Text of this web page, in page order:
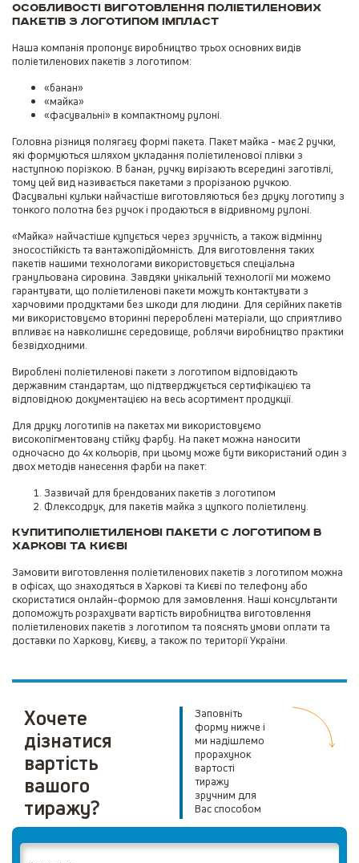
Особливості виготовлення поліетиленових
пакетів з логотипом Імпласт
Наша компанія пропонує виробництво трьох основних видів
поліетиленових пакетів з логотипом:
«банан»
«майка»
«фасувальні» в компактному рулоні.
Головна різниця полягаєу формі пакета. Пакет майка - має 2 ручки,
які формуються шляхом укладання поліетиленової плівки з
наступною порізкою. В банан, ручку вирізають всередині заготівлі,
тому цей вид називається пакетами з прорізаною ручкою.
Фасувальні кульки найчастіше виготовляються без друку логотипу з
тонкого полотна без ручок і продаються в відривному рулоні.
«Майка» найчастіше купується через зручність, а також відмінну
зносостійкість та вантажопідйомність. Для виготовлення таких
пакетів нашими технологами використовується спеціальна
гранульована сировина. Завдяки унікальній технології ми можемо
гарантувати, що поліетиленові пакети можуть контактувати з
харчовими продуктами без шкоди для людини. Для серійних пакетів
ми використовуємо вторинні перероблені матеріали, що сприятливо
впливає на навколишнє середовище, роблячи виробництво практики
безвідходними.
Вироблені поліетиленові пакети з логотипом відповідають
державним стандартам, що підтверджується сертифікацією та
відповідною документацією на весь асортимент продукції.
Для друку логотипів на пакетах ми використовуємо
високопігментовану стійку фарбу. На пакет можна наносити
одночасно до 4х кольорів, при цьому може бути використаний один з
двох методів нанесення фарби на пакет:
Зазвичай для брендованих пакетів з логотипом
Флексодрук, для пакетів майка з цупкого поліетилену.
Купитиполіетиленові пакети с логотипом в
Харкові та Києві
Замовити виготовлення поліетиленових пакетів з логотипом можна
в офісах, що знаходяться в Харкові та Києві по телефону або
скористатися онлайн-формою для замовлення. Наші консультанти
допоможуть розрахувати вартість виробництва виготовлення
поліетиленових пакетів з логотипом та пояснять умови оплати та
доставки по Харкову, Києву, а також по території України.
Хочете
дізнатися
вартість
вашого
тиражу?
Заповніть
форму нижче і
ми надішлемо
прорахунок
вартості
тиражу
зручним для
Вас способом